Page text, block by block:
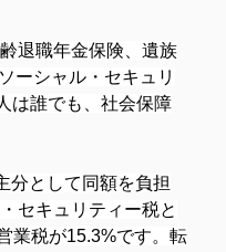
退職年金保険、遺族
ーシャル・セキュリ
は誰でも、社会保障
分として同額を負担
セキュリティー税と
業税が15.3%です。転